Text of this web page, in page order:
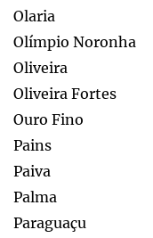
Olaria
Olímpio Noronha
Oliveira
Oliveira Fortes
Ouro Fino
Pains
Paiva
Palma
Paraguaçu